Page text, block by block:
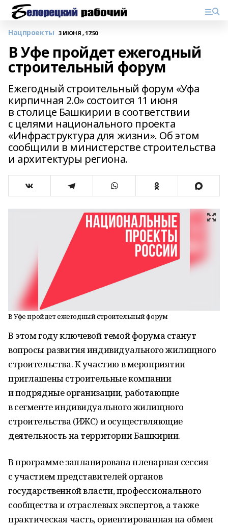
Нацпроекты 3 ИЮНЯ , 17:50
В Уфе пройдет ежегодный
строительный форум
Ежегодный строительный форум «Уфа
кирпичная 2.0» состоится 11 июня
в столице Башкирии в соответствии
с целями национального проекта
«Инфраструктура для жизни». Об этом
сообщили в министерстве строительства
и архитектуры региона.
В Уфе пройдет ежегодный строительный форум
В этом году ключевой темой форума станут
вопросы развития индивидуального жилищного
строительства. К участию в мероприятии
приглашены строительные компании
и подрядные организации, работающие
в сегменте индивидуального жилищного
строительства (ИЖС) и осуществляющие
деятельность на территории Башкирии.
В программе запланирована пленарная сессия
с участием представителей органов
государственной власти, профессионального
сообщества и отраслевых экспертов, а также
практическая часть, ориентированная на обмен